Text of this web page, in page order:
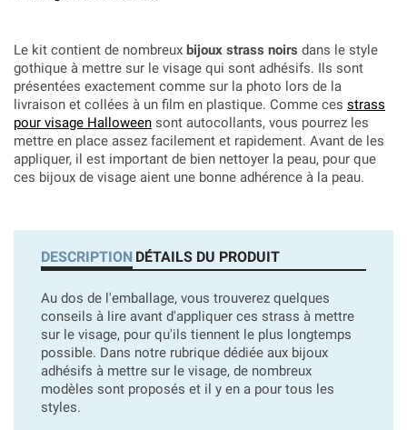
Le kit contient de nombreux bijoux strass noirs dans le style
gothique à mettre sur le visage qui sont adhésifs. Ils sont
présentées exactement comme sur la photo lors de la
livraison et collées à un film en plastique. Comme ces strass
pour visage Halloween sont autocollants, vous pourrez les
mettre en place assez facilement et rapidement. Avant de les
appliquer, il est important de bien nettoyer la peau, pour que
ces bijoux de visage aient une bonne adhérence à la peau.
DESCRIPTION DÉTAILS DU PRODUIT
Au dos de l'emballage, vous trouverez quelques
conseils à lire avant d'appliquer ces strass à mettre
sur le visage, pour qu'ils tiennent le plus longtemps
possible. Dans notre rubrique dédiée aux bijoux
adhésifs à mettre sur le visage, de nombreux
modèles sont proposés et il y en a pour tous les
styles.